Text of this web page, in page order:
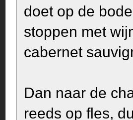
doet op de
stoppen met
cabernet
Dan naar de
reeds op fles,